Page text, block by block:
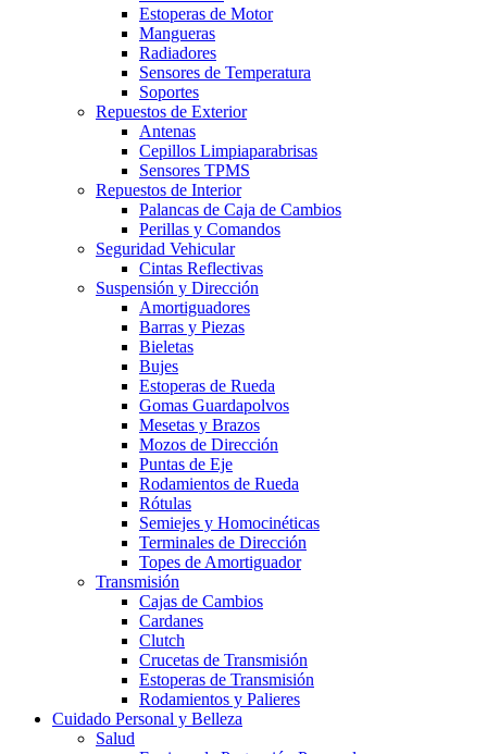
Estoperas de Motor
Mangueras
Radiadores
Sensores de Temperatura
Soportes
Repuestos de Exterior
Antenas
Cepillos Limpiaparabrisas
Sensores TPMS
Repuestos de Interior
Palancas de Caja de Cambios
Perillas y Comandos
Seguridad Vehicular
Cintas Reflectivas
Suspensión y Dirección
Amortiguadores
Barras y Piezas
Bieletas
Bujes
Estoperas de Rueda
Gomas Guardapolvos
Mesetas y Brazos
Mozos de Dirección
Puntas de Eje
Rodamientos de Rueda
Rótulas
Semiejes y Homocinéticas
Terminales de Dirección
Topes de Amortiguador
Transmisión
Cajas de Cambios
Cardanes
Clutch
Crucetas de Transmisión
Estoperas de Transmisión
Rodamientos y Palieres
Cuidado Personal y Belleza
Salud